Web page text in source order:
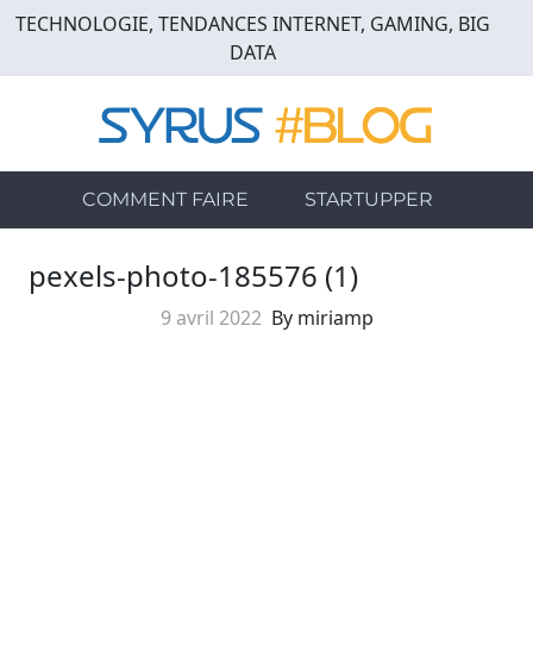
Skip
main
TECHNOLOGIE, TENDANCES INTERNET, GAMING, BIG
DATA
COMMENT FAIRE STARTUPPER
pexels-photo-185576 (1)
9 avril 2022 By miriamp